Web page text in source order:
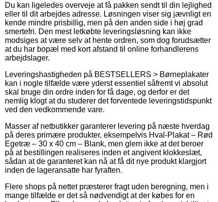
Du kan ligeledes overveje at få pakken sendt til din lejlighed
eller til dit arbejdes adresse. Løsningen viser sig jævnligt en
kende mindre prisbillig, men på den anden side i høj grad
smertefri. Den mest letkøbte leveringsløsning kan ikke
modsiges at være selv at hente ordren, som dog forudsætter
at du har bopæl med kort afstand til online forhandlerens
arbejdslager.
Leveringshastigheden på BESTSELLERS > Børneplakater
kan i nogle tilfælde være yderst essentiel såfremt vi absolut
skal bruge din ordre inden for få dage, og derfor er det
nemlig klogt at du studerer det forventede leveringstidspunkt
ved den vedkommende vare.
Masser af netbutikker garanterer levering på næste hverdag
på deres primære produkter, eksempelvis Hval-Plakat – Rød
Egetræ – 30 x 40 cm – Blank, men glem ikke at det beroer
på at bestillingen realiseres inden et angivent klokkeslæt,
sådan at de garanteret kan nå at få dit nye produkt klargjort
inden de lageransatte har fyraften.
Flere shops på nettet præsterer fragt uden beregning, men i
mange tilfælde er det så nødvendigt at der købes for en